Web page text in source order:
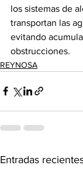
los sistemas de
transportan las
evitando
obstrucciones.
REYNOSA
Entradas